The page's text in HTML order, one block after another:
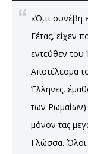
«Ό,τι συνέβη
Γέτας, είχεν
εντεύθεν
Αποτέλεσμα
Έλληνες,
των Ρωμαίων)
μόνον τας
Γλώσσα. Όλοι